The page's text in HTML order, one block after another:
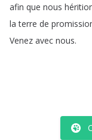
afin que nous
la terre de
Venez avec nous.